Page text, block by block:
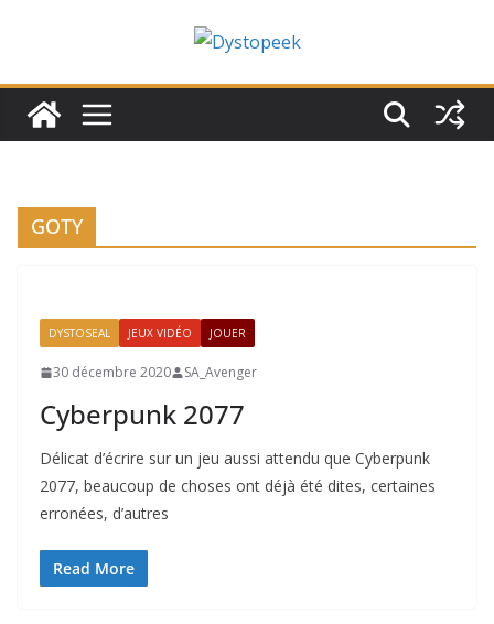
GOTY
DYSTOSEAL JEUX VIDÉO JOUER
30 décembre 2020 SA_Avenger
Cyberpunk 2077
Délicat d’écrire sur un jeu aussi attendu que Cyberpunk
2077, beaucoup de choses ont déjà été dites, certaines
erronées, d’autres
Read More